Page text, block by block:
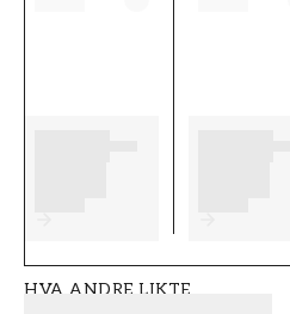
HVA ANDRE LIKTE